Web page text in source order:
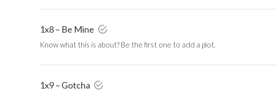
1x8 – Be Mine
Know what this is about? Be the first one to add a plot.
1x9 – Gotcha